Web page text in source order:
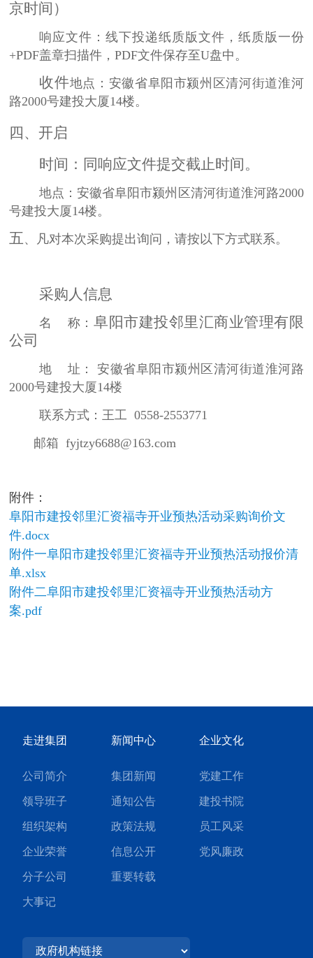
京时间）
响应文件：线下投递纸质版文件，纸质版一份
+PDF盖章扫描件，PDF文件保存至U盘中。
收件地点：安徽省阜阳市颍州区清河街道淮河
路2000号建投大厦14楼。
四、开启
时间：同响应文件提交截止时间。
地点：安徽省阜阳市颍州区清河街道淮河路2000
号建投大厦14楼。
五、 凡对本次采购提出询问，请按以下方式联系。
采购人信息
名 称： 阜阳市建投邻里汇商业管理有限
公司
地 址：
安徽省阜阳市颍州区清河街道淮河路
2000号建投大厦14楼
联系方式： 王工 0558-2553771
邮箱 fyjtzy6688@163.com
附件：
阜阳市建投邻里汇资福寺开业预热活动采购询价文
件.docx
附件一阜阳市建投邻里汇资福寺开业预热活动报价清
单.xlsx
附件二阜阳市建投邻里汇资福寺开业预热活动方
案.pdf
走进集团
公司简介
领导班子
组织架构
企业荣誉
分子公司
大事记
新闻中心
集团新闻
通知公告
政策法规
信息公开
重要转载
企业文化
党建工作
建投书院
员工风采
党风廉政